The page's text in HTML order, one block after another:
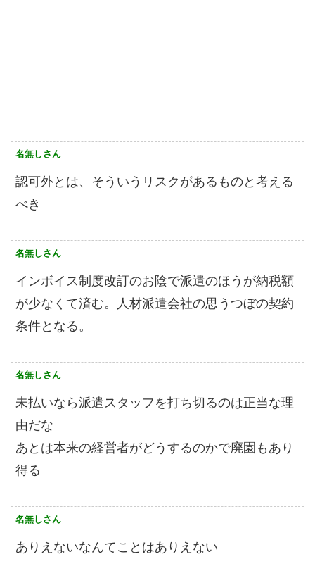
名無しさん
認可外とは、そういうリスクがあるものと考える
べき
名無しさん
インボイス制度改訂のお陰で派遣のほうが納税額
が少なくて済む。人材派遣会社の思うつぼの契約
条件となる。
名無しさん
未払いなら派遣スタッフを打ち切るのは正当な理
由だな
あとは本来の経営者がどうするのかで廃園もあり
得る
名無しさん
ありえないなんてことはありえない